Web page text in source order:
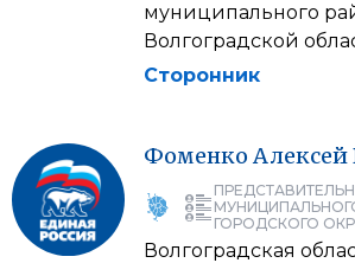
муниципального
Волгоградской
Сторонник
Фоменко Алексей
ГОРОДСКОГО
Волгоградская